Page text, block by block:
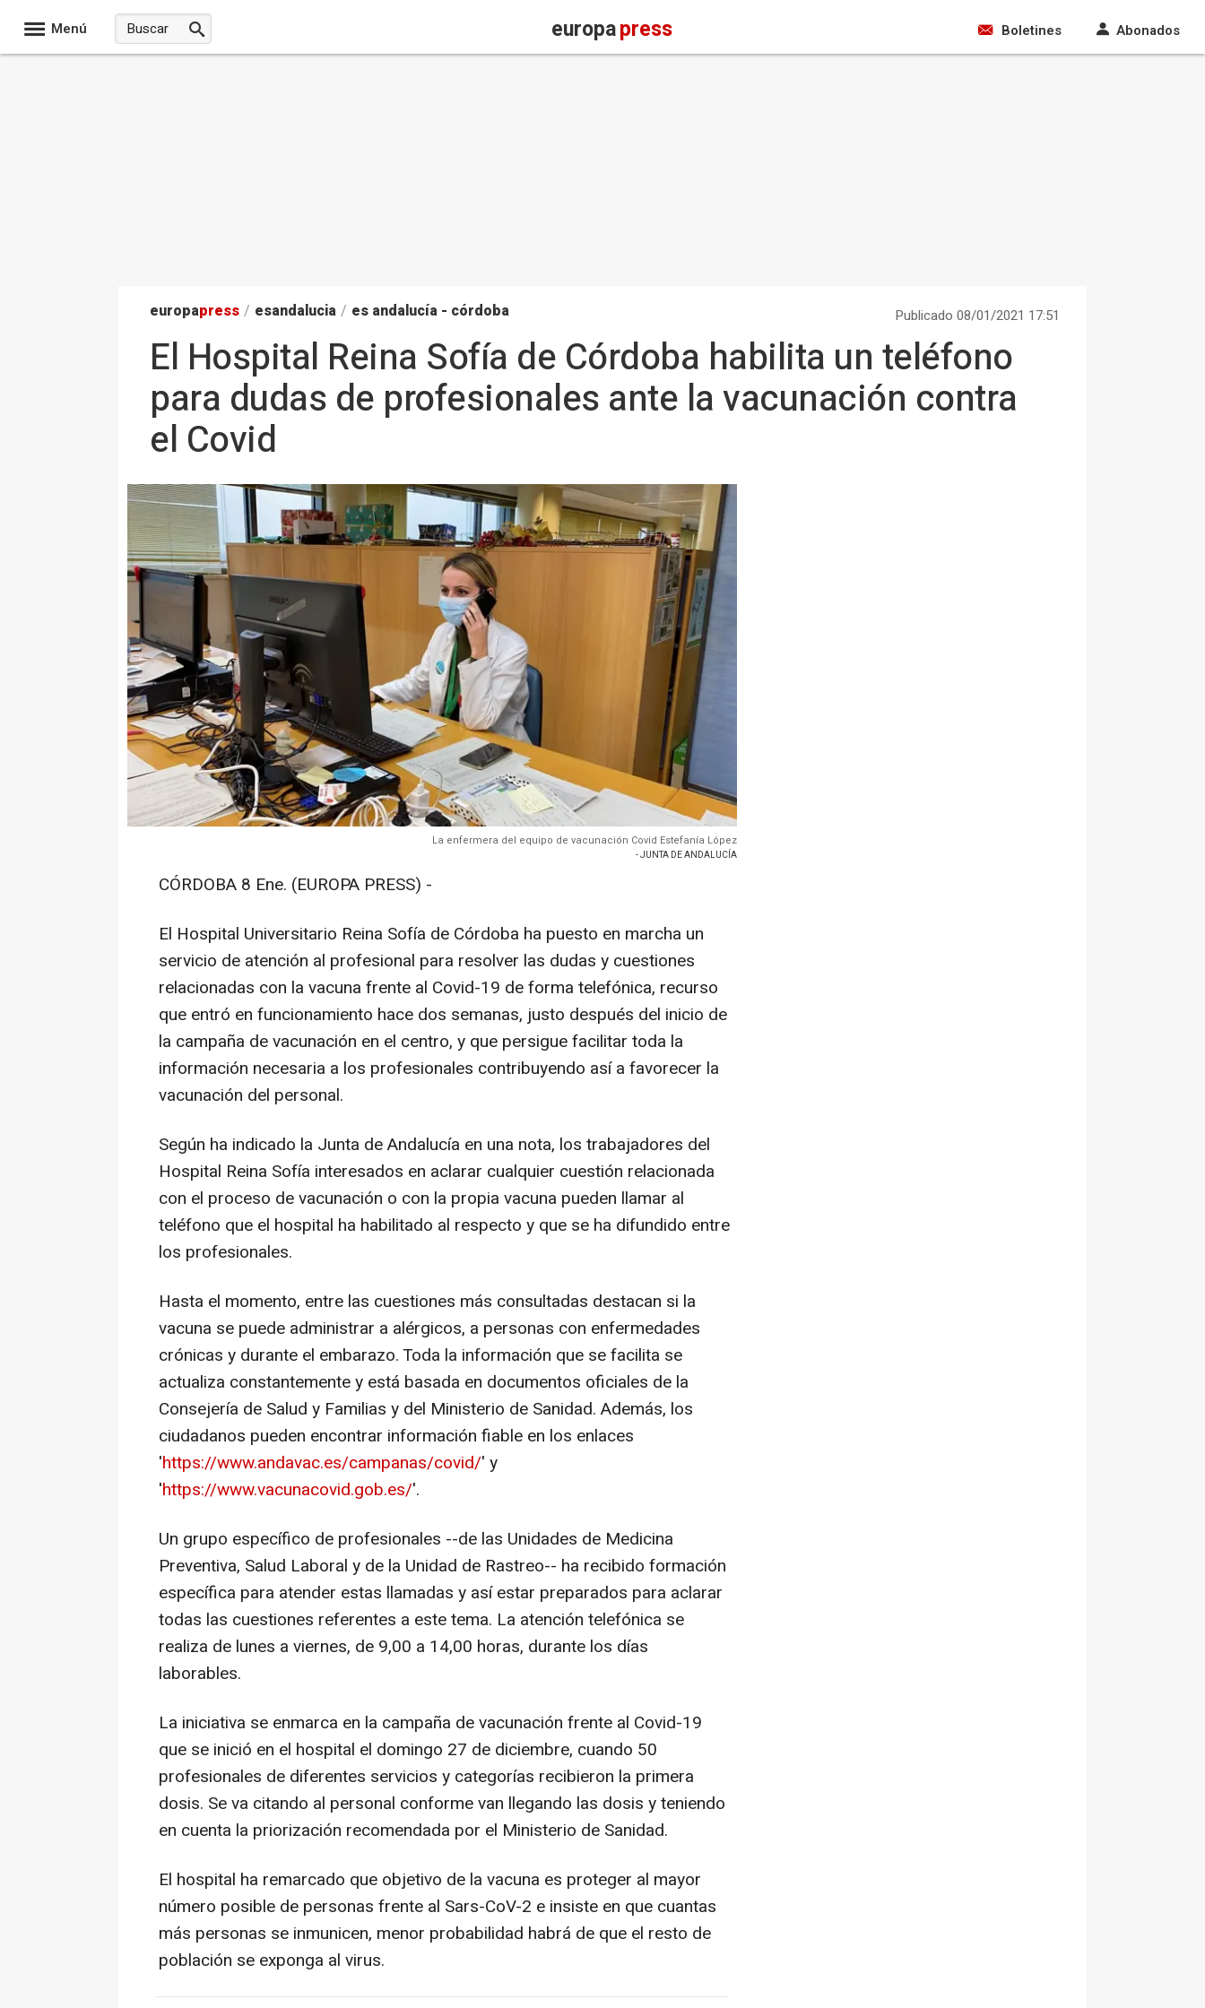
Menú europapress Boletines Abonados
europapress / esandalucia / es andalucía - córdoba Publicado 08/01/2021 17:51
El Hospital Reina Sofía de Córdoba habilita un teléfono
para dudas de profesionales ante la vacunación contra
el Covid
La enfermera del equipo de vacunación Covid Estefanía López
- JUNTA DE ANDALUCÍA
CÓRDOBA 8 Ene. (EUROPA PRESS) -
El Hospital Universitario Reina Sofía de Córdoba ha puesto en marcha un
servicio de atención al profesional para resolver las dudas y cuestiones
relacionadas con la vacuna frente al Covid-19 de forma telefónica, recurso
que entró en funcionamiento hace dos semanas, justo después del inicio de
la campaña de vacunación en el centro, y que persigue facilitar toda la
información necesaria a los profesionales contribuyendo así a favorecer la
vacunación del personal.
Según ha indicado la Junta de Andalucía en una nota, los trabajadores del
Hospital Reina Sofía interesados en aclarar cualquier cuestión relacionada
con el proceso de vacunación o con la propia vacuna pueden llamar al
teléfono que el hospital ha habilitado al respecto y que se ha difundido entre
los profesionales.
Hasta el momento, entre las cuestiones más consultadas destacan si la
vacuna se puede administrar a alérgicos, a personas con enfermedades
crónicas y durante el embarazo. Toda la información que se facilita se
actualiza constantemente y está basada en documentos oficiales de la
Consejería de Salud y Familias y del Ministerio de Sanidad. Además, los
ciudadanos pueden encontrar información fiable en los enlaces
'https://www.andavac.es/campanas/covid/' y
'https://www.vacunacovid.gob.es/'.
Un grupo específico de profesionales --de las Unidades de Medicina
Preventiva, Salud Laboral y de la Unidad de Rastreo-- ha recibido formación
específica para atender estas llamadas y así estar preparados para aclarar
todas las cuestiones referentes a este tema. La atención telefónica se
realiza de lunes a viernes, de 9,00 a 14,00 horas, durante los días
laborables.
La iniciativa se enmarca en la campaña de vacunación frente al Covid-19
que se inició en el hospital el domingo 27 de diciembre, cuando 50
profesionales de diferentes servicios y categorías recibieron la primera
dosis. Se va citando al personal conforme van llegando las dosis y teniendo
en cuenta la priorización recomendada por el Ministerio de Sanidad.
El hospital ha remarcado que objetivo de la vacuna es proteger al mayor
número posible de personas frente al Sars-CoV-2 e insiste en que cuantas
más personas se inmunicen, menor probabilidad habrá de que el resto de
población se exponga al virus.